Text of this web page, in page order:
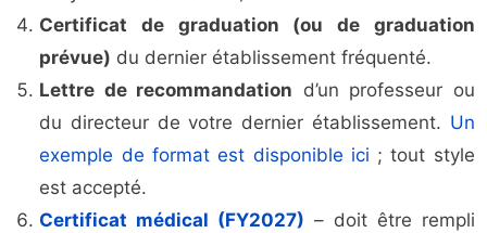
Certificat de graduation (ou de graduation
prévue) du dernier établissement fréquenté.
Lettre de recommandation d’un professeur ou
du directeur de votre dernier établissement. Un
exemple de format est disponible ici ; tout style
est accepté.
Certificat médical (FY2027) – doit être rempli